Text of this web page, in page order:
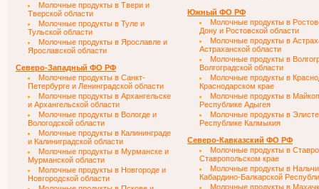
Молочные продукты в Твери и
Тверской области
Молочные продукты в Туле и
Тульской области
Молочные продукты в Ярославле и
Ярославской области
Северо-Западный ФО РФ
Молочные продукты в Санкт-
Петербурге и Ленинградской области
Молочные продукты в Архангельске
и Архангельской области
Молочные продукты в Вологде и
Вологодской области
Молочные продукты в Калининграде
и Калиниградской области
Молочные продукты в Мурманске и
Мурманской области
Молочные продукты в Новгороде и
Новгородской области
Южный ФО РФ
Молочные продукты в
Дону и Ростовской области
Молочные продукты в
Астраханской области
Молочные продукты в
Волгоградской области
Молочные продукты в
Краснодарском крае
Молочные продукты в
Республике Адыгея
Молочные продукты в
Республике Калмыкия
Северо-Кавказский ФО РФ
Молочные продукты в
Ставропольском крае
Молочные продукты в
Кабардино-Балкарской
Молочные продукты в